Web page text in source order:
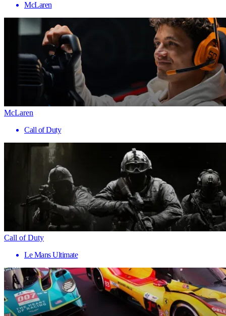
McLaren
McLaren
Call of Duty
Call of Duty
Le Mans Ultimate